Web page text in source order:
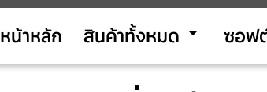
หน้าหลัก สินค้าทั้งหมด arrow_drop_down ซอฟ